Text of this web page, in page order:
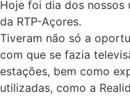
Hoje foi dia dos nossos
da RTP-Açores.
Tiveram não só a
com que se fazia
estações, bem como
utilizadas, como a